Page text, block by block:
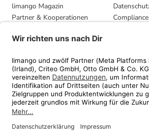
limango Magazin
Partner & Kooperationen
Presse
Compliance